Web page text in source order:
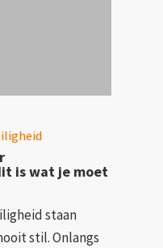
is wat je moet
staan
stil. Onlangs